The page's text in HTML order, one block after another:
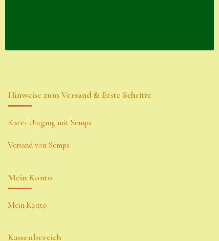
Hinweise zum Versand & Erste Schritte
Erster Umgang mit Semps
Versand von Semps
Mein Konto
Mein Konto
Kassenbereich